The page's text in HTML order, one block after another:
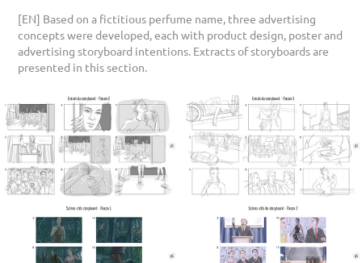
[EN] Based on a fictitious perfume name, three advertising
concepts were developed, each with product design, poster and
advertising storyboard intentions. Extracts of storyboards are
presented in this section.